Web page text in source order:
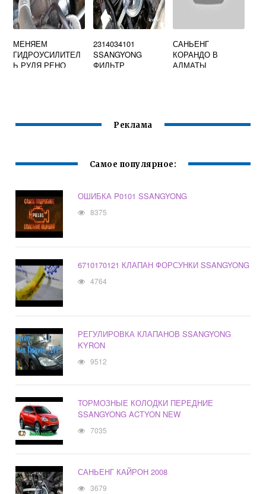
МЕНЯЕМ
ГИДРОУСИЛИТЕЛ
Ь РУЛЯ РЕНО
2314034101
SSANGYONG
ФИЛЬТР
САНЬЕНГ
КОРАНДО В
АЛМАТЫ
Реклама
Самое популярное:
ОШИБКА P0101 SSANGYONG
8375
6710170121 КЛАПАН ФОРСУНКИ SSANGYONG
4764
РЕГУЛИРОВКА КЛАПАНОВ SSANGYONG
KYRON
9512
ТОРМОЗНЫЕ КОЛОДКИ ПЕРЕДНИЕ
SSANGYONG ACTYON NEW
7035
САНЬЕНГ КАЙРОН 2008
3679